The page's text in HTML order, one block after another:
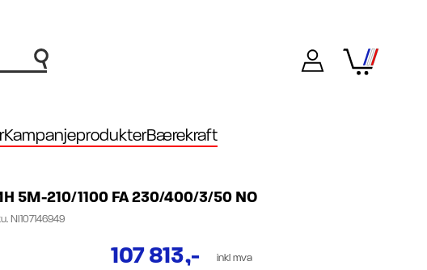
KampanjeprodukterBærekraft
5M-210/1100 FA 230/400/3/50 NO
NI107146949
107 813,- inkl mva